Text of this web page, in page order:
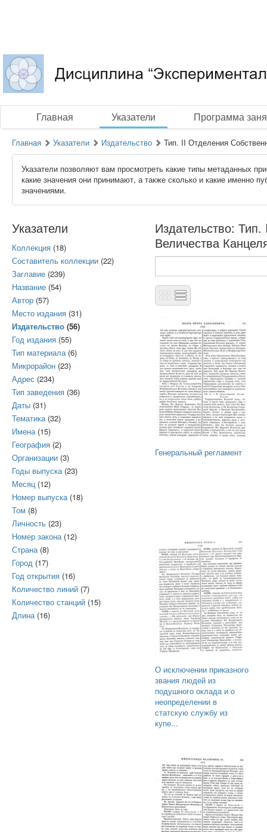
Главная Указатели Программа
Главная Указатели Издательство Тип. II Отделения
Указатели позволяют вам просмотреть какие типы метаданных
какие значения они принимают, а также сколько и какие именно
значениями.
Указатели
Коллекция (18)
Составитель коллекции (22)
Заглавие (239)
Название (54)
Автор (57)
Место издания (31)
Издательство (56)
Год издания (55)
Тип материала(6)
Микрорайон (23)
Адрес (234)
Тип заведения (36)
Даты (31)
Тематика(32)
Имена(15)
География (2)
Организации (3)
Годы выпуска(23)
Месяц(12)
Номер выпуска(18)
Том (8)
Личность (23)
Номер закона(12)
Страна(8)
Город (17)
Год открытия (16)
Количество линий (7)
Количество станций (15)
Длина(16)
Издательство:
Величества
Генеральный регламент
О исключении приказного
звания людей из
подушного оклада и о
неопределении в
статскую службу из
купе...